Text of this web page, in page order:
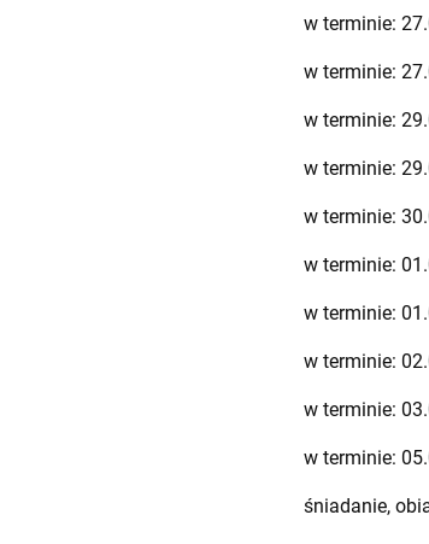
w terminie:
w terminie:
w terminie:
w terminie:
w terminie:
w terminie:
w terminie:
w terminie:
w terminie:
w terminie:
śniadanie,